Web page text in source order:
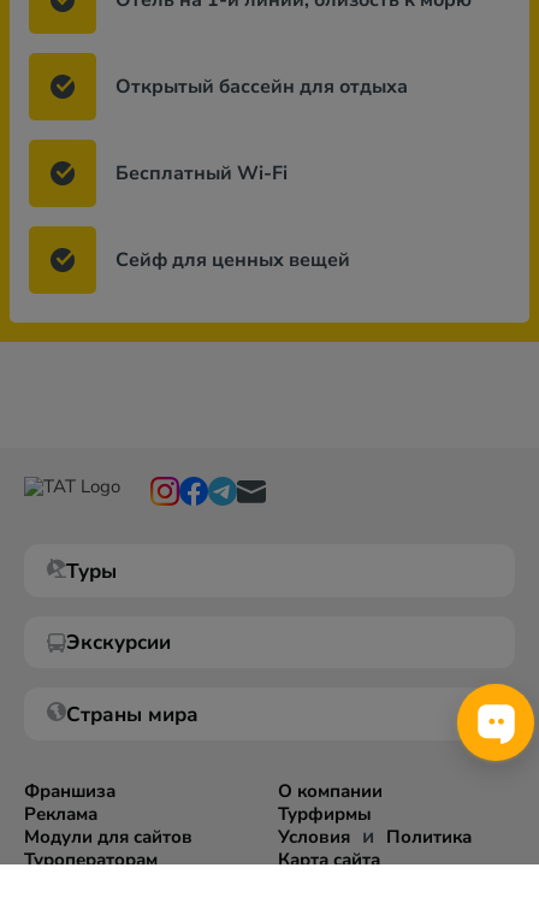
Открытый бассейн для отдыха
Бесплатный Wi-Fi
Сейф для ценных вещей
Туры
Экскурсии
Страны мира
Франшиза
Реклама
Модули для сайтов
Туроператорам
О компании
Турфирмы
Условияи Политика
Карта сайта